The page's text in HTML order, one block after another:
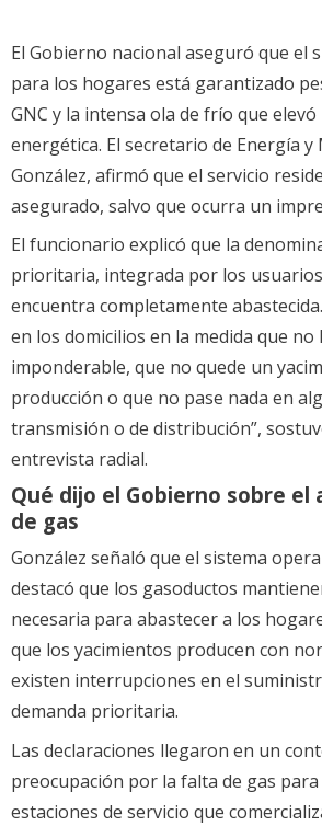
El Gobierno nacional aseguró que el
para los hogares está garantizado
GNC y la intensa ola de frío que elevó
energética. El secretario de Energía y
González, afirmó que el servicio
asegurado, salvo que ocurra un
El funcionario explicó que la
prioritaria, integrada por los
encuentra completamente
en los domicilios en la medida que no
imponderable, que no quede un
producción o que no pase nada en
transmisión o de distribución”,
entrevista radial.
Qué dijo el Gobierno sobre
de gas
González señaló que el sistema
destacó que los gasoductos
necesaria para abastecer a los
que los yacimientos producen con
existen interrupciones en el
demanda prioritaria.
Las declaraciones llegaron en un
preocupación por la falta de gas
estaciones de servicio que